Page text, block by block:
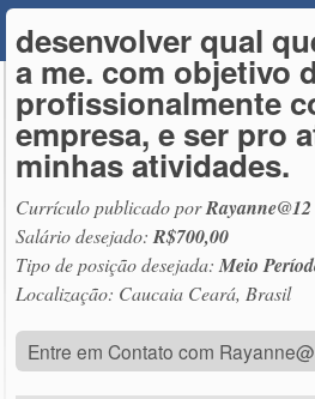
desenvolver qual
a me. com objetivo
profissionalmente
empresa, e ser pro
minhas atividades.
Currículo publicado porRayanne@12
Salário desejado:R$700,00
Tipo de posição desejada:Meio
Localização: Caucaia Ceará, Brasil
Entre em Contato com